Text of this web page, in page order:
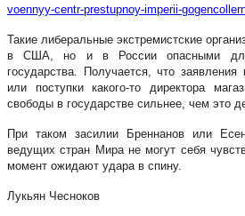
voennyy-centr-prestupnoy-imperii-
Такие либеральные экстремистские
в США, но и в России опасными для
государства. Получается, что заявления
или поступки какого-то директора
свободы в государстве сильнее, чем это
При таком засилии Бреннанов или
ведущих стран Мира не могут себя
момент ожидают удара в спину.
Лукьян Чесноков